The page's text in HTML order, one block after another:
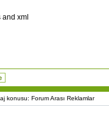
and xml
konusu: Forum Arası Reklamlar